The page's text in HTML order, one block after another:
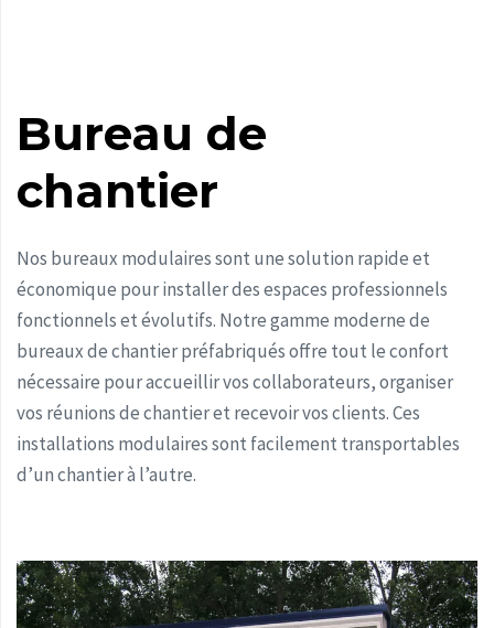
Bureau de
chantier
Nos bureaux modulaires sont une solution rapide et
économique pour installer des espaces professionnels
fonctionnels et évolutifs. Notre gamme moderne de
bureaux de chantier préfabriqués offre tout le confort
nécessaire pour accueillir vos collaborateurs, organiser
vos réunions de chantier et recevoir vos clients. Ces
installations modulaires sont facilement transportables
d’un chantier à l’autre.